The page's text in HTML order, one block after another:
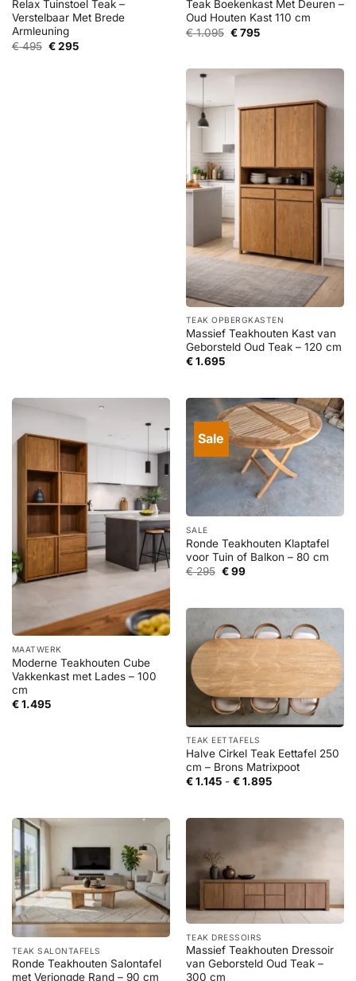
Relax Tuinstoel Teak –
Verstelbaar Met Brede
Armleuning
€495 Oorspronkelijke
€295Huidige
Teak Boekenkast Met Deuren –
Oud Houten Kast 110 cm
€1.095 Oorspronkelijke
€795Huidige
TEAK OPBERGKASTEN
Massief Teakhouten Kast van
Geborsteld Oud Teak – 120 cm
€1.695
MAATWERK
Moderne Teakhouten Cube
Vakkenkast met Lades – 100
cm
€1.495
Sale
SALE
Ronde Teakhouten Klaptafel
voor Tuin of Balkon – 80 cm
€295 Oorspronkelijke
€99Huidige
TEAK EETTAFELS
Halve Cirkel Teak Eettafel 250
cm – Brons Matrixpoot
€1.145 - €1.895Prijsklasse:
TEAK SALONTAFELS
Ronde Teakhouten Salontafel
met Verjongde Rand – 90 cm
TEAK DRESSOIRS
Massief Teakhouten Dressoir
van Geborsteld Oud Teak –
300 cm